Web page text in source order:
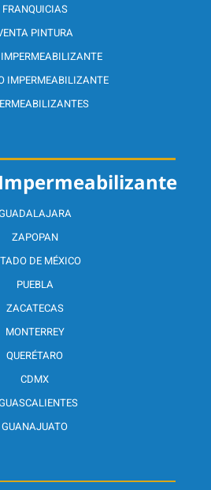
ZAPOPAN
DE MÉXICO
PUEBLA
ZACATECAS
MONTERREY
QUERÉTARO
CDMX
GUANAJUATO
FRANQUICIAS
PINTURA
IMPERMEABILIZANTE